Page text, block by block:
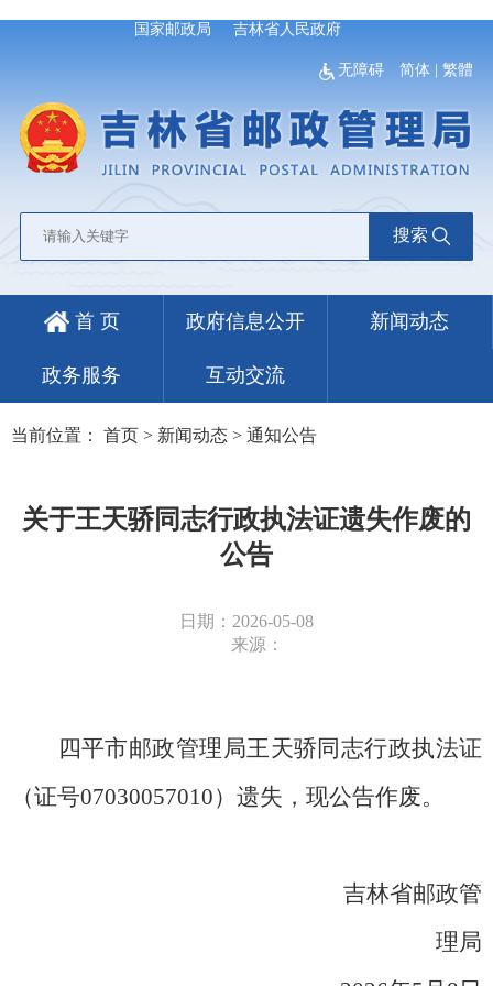
国家邮政局 吉林省人民政府
无障碍 简体 |繁體
搜索
首 页 政府信息公开 新闻动态
政务服务 互动交流
当前位置： 首页 > 新闻动态 > 通知公告
关于王天骄同志行政执法证遗失作废的
公告
日期：2026-05-08
来源：
四平市邮政管理局王天骄同志行政执法证
（证号07030057010）遗失，现公告作废。
吉林省邮政管
理局